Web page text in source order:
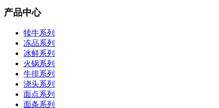
产品中心
犊牛系列
冻品系列
冰鲜系列
火锅系列
牛排系列
浇头系列
面点系列
面条系列